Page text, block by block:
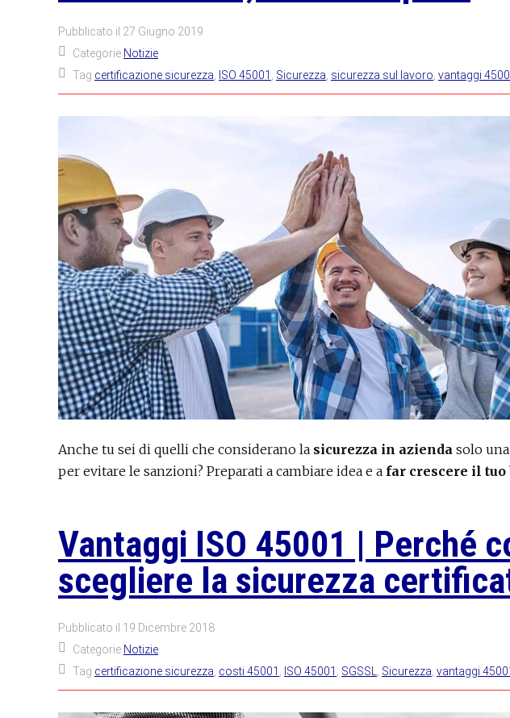
Pubblicato il 27 Giugno 2019
Categorie Notizie
Tag certificazione sicurezza ISO 45001 Sicurezza sicurezza sul lavoro vantaggi
Anche tu sei di quelli che considerano la sicurezza in azienda solo
per evitare le sanzioni? Preparati a cambiare idea e a far crescere il tuo
Vantaggi ISO 45001 | Perché
scegliere la sicurezza
Pubblicato il 19 Dicembre 2018
Categorie Notizie
Tag certificazione sicurezza costi 45001 ISO 45001 SGSSL Sicurezza vantaggi